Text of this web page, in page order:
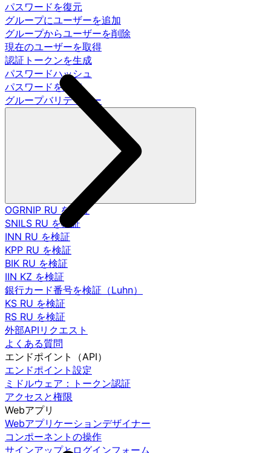
パスワードを復元
グループにユーザーを追加
グループからユーザーを削除
現在のユーザーを取得
認証トークンを生成
パスワードハッシュ
パスワードを調査
グループバリデーター
OGRNIP RU を検証
SNILS RU を検証
INN RU を検証
KPP RU を検証
BIK RU を検証
IIN KZ を検証
銀行カード番号を検証（Luhn）
KS RU を検証
RS RU を検証
外部APIリクエスト
よくある質問
エンドポイント（API）
エンドポイント設定
ミドルウェア：トークン認証
アクセスと権限
Webアプリ
Webアプリケーションデザイナー
コンポーネントの操作
サインアップとログインフォーム